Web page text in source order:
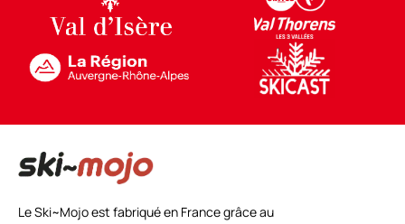
Le Ski~Mojo est fabriqué en France grâce au